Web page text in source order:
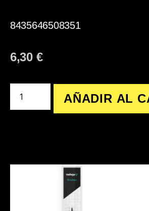
8435646508351
6,30 €
AÑADIR AL